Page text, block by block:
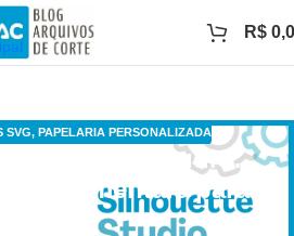
R$
SVG, PAPELARIA PERSONALIZADA
Silhouette Studio:
Fundamentais para